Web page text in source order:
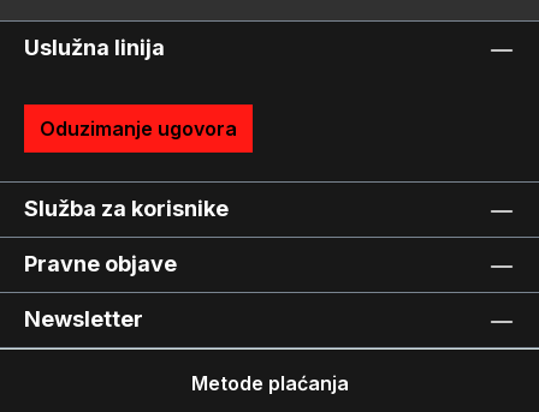
Uslužna linija
Oduzimanje ugovora
Služba za korisnike
Pravne objave
Newsletter
Metode plaćanja